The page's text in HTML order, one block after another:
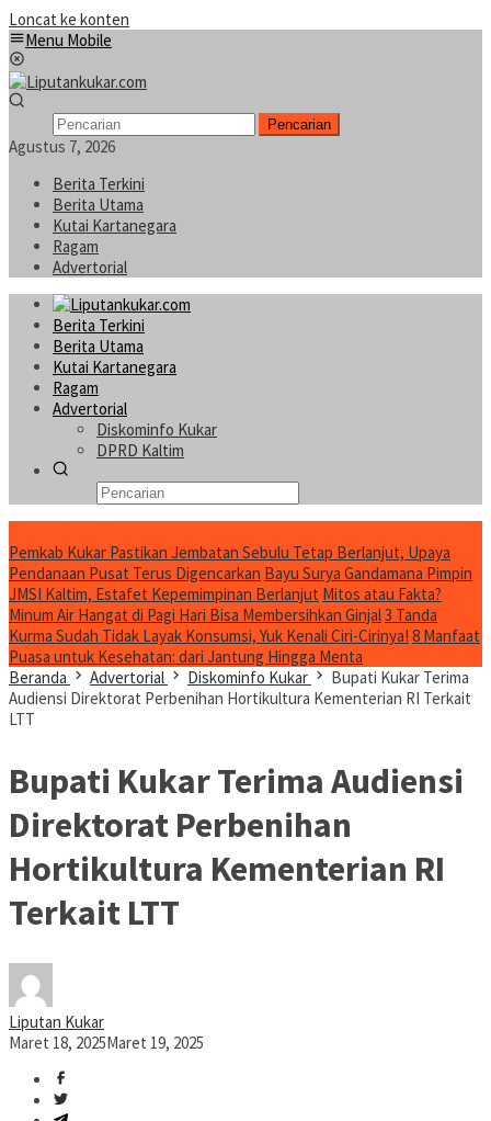
Loncat ke konten
Menu Mobile
Pencarian
Agustus 7, 2026
Berita Terkini
Berita Utama
Kutai Kartanegara
Ragam
Advertorial
Berita Terkini
Berita Utama
Kutai Kartanegara
Ragam
Advertorial
Diskominfo Kukar
DPRD Kaltim
Pemkab Kukar Pastikan Jembatan Sebulu Tetap Berlanjut, Upaya
Pendanaan Pusat Terus Digencarkan Bayu Surya Gandamana Pimpin
JMSI Kaltim, Estafet Kepemimpinan Berlanjut Mitos atau Fakta?
Minum Air Hangat di Pagi Hari Bisa Membersihkan Ginjal3 Tanda
Kurma Sudah Tidak Layak Konsumsi, Yuk Kenali Ciri-Cirinya! 8 Manfaat
Puasa untuk Kesehatan: dari Jantung Hingga Menta
Beranda
Advertorial Diskominfo Kukar
Bupati Kukar Terima
Audiensi Direktorat Perbenihan Hortikultura Kementerian RI Terkait
LTT
Bupati Kukar Terima Audiensi
Direktorat Perbenihan
Hortikultura Kementerian RI
Terkait LTT
Liputan Kukar
Maret 18, 2025Maret 19, 2025